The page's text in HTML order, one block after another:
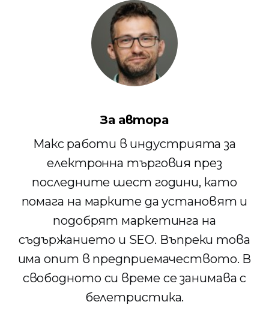
За автора
Макс работи в индустрията за
електронна търговия през
последните шест години, като
помага на марките да установят и
подобрят маркетинга на
съдържанието и SEO. Въпреки това
има опит в предприемачеството. В
свободното си време се занимава с
белетристика.